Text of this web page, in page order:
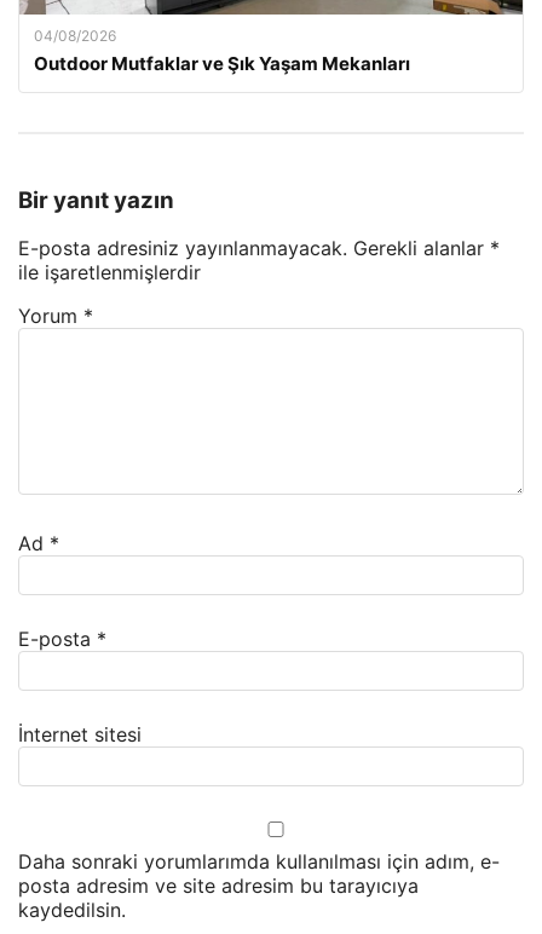
04/08/2026
Outdoor Mutfaklar ve Şık Yaşam Mekanları
Bir yanıt yazın
E-posta adresiniz yayınlanmayacak. Gerekli alanlar *
ile işaretlenmişlerdir
Yorum *
Ad *
E-posta *
İnternet sitesi
Daha sonraki yorumlarımda kullanılması için adım, e-
posta adresim ve site adresim bu tarayıcıya
kaydedilsin.